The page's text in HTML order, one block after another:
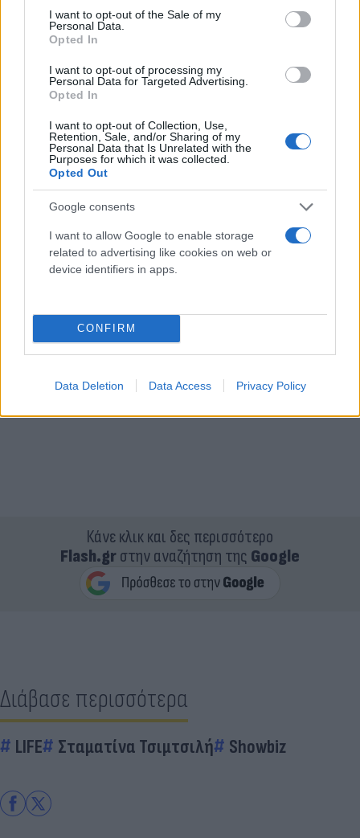
consent section.
I want to opt-out of the Sale of my
Personal Data.
Opted In
I want to opt-out of processing my
Personal Data for Targeted Advertising.
Opted In
I want to opt-out of Collection, Use,
Retention, Sale, and/or Sharing of my
Personal Data that Is Unrelated with the
Purposes for which it was collected.
Opted Out
Google consents
I want to allow Google to enable storage
related to advertising like cookies on web or
device identifiers in apps.
CONFIRM
Data Deletion Data Access Privacy Policy
Κάνε κλικ και δες περισσότερο
Flash.grστην αναζήτηση της Google
Διάβασε περισσότερα
LIFE Σταματίνα Τσιμτσιλή Showbiz